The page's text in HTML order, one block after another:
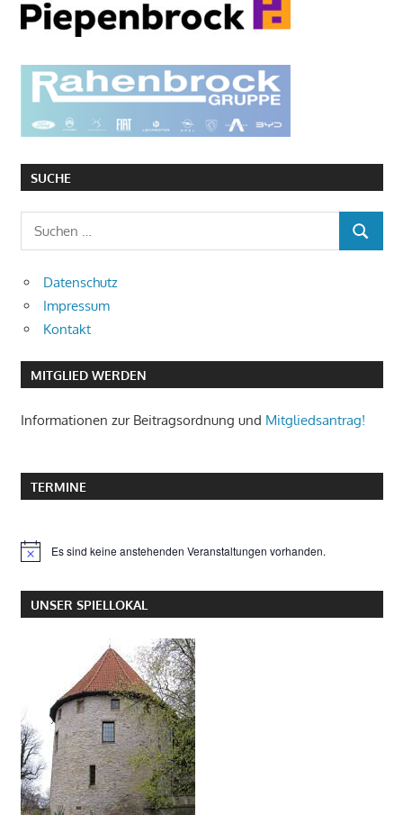
SUCHE
Suchen
nach:
SUCHEN
Datenschutz
Impressum
Kontakt
MITGLIED WERDEN
Informationen zur Beitragsordnung und Mitgliedsantrag!
TERMINE
HinweisEs sind keine anstehenden Veranstaltungen vorhanden.
UNSER SPIELLOKAL